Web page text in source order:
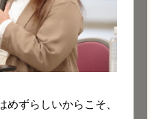
めずらしいからこそ、